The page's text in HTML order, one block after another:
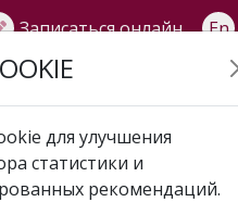
Записаться онлайн En
АКЦИИ СПЕЦИАЛИСТЫ
для улучшения
статистики и
рекомендаций.